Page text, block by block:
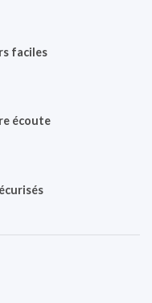
faciles
écoute